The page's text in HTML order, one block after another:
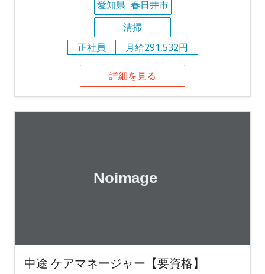
愛知県 春日井市
清掃
正社員
月給291,532円
詳細を見る
中途 ケアマネージャー【要資格】